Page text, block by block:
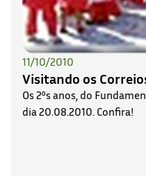
11/10/2010
Visitando os
Os 2ºs anos, do
dia 20.08.2010. Confira!